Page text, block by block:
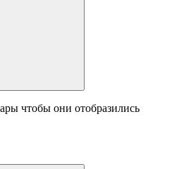
чтобы они отобразились